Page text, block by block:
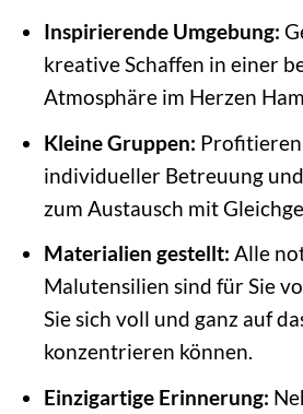
Inspirierende Umgebung:
kreative Schaffen in einer
Atmosphäre im Herzen
Kleine Gruppen: Profitieren
individueller Betreuung
zum Austausch mit
Materialien gestellt: Alle
Malutensilien sind für Sie
Sie sich voll und ganz auf
konzentrieren können.
Einzigartige Erinnerung: